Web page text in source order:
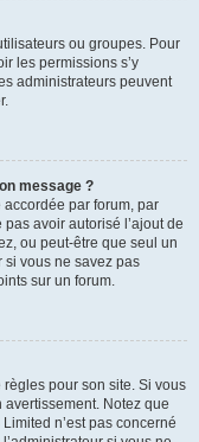
ou groupes. Pour
les permissions s’y
administrateurs peuvent
message ?
accordée par forum, par
avoir autorisé l’ajout de
ou peut-être que seul un
si vous ne savez pas
sur un forum.
pour son site. Si vous
Notez que
n’est pas concerné